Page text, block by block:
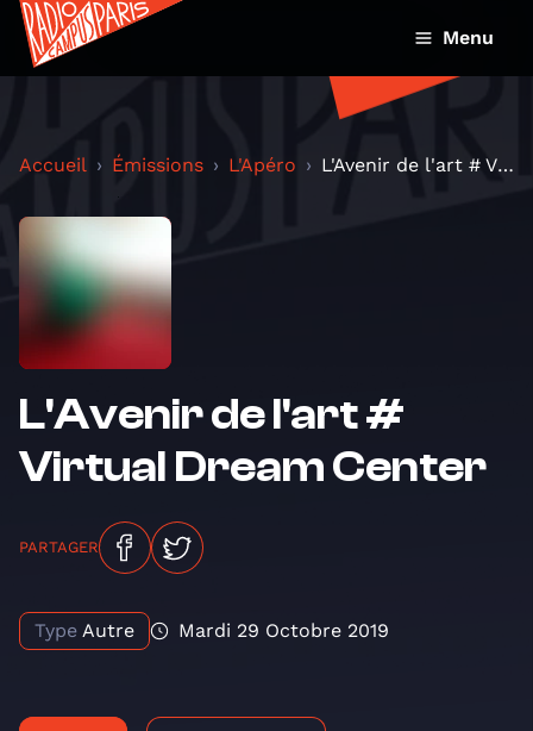
Menu
Accueil Émissions L'Apéro L'Avenir de l'art # Virtual Dream Center
L'Avenir de l'art #
Virtual Dream Center
PARTAGER
Type Autre Mardi 29 Octobre 2019